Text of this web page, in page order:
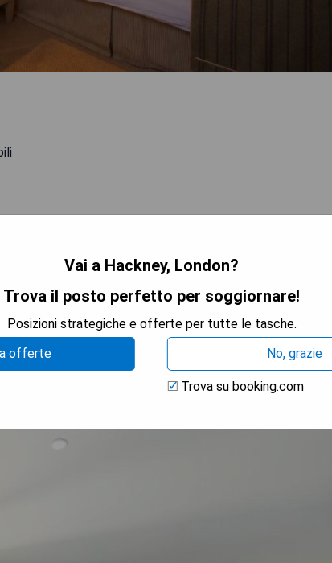
PREZZI
Vai a Hackney, London?
Trova il posto perfetto per soggiornare!
Posizioni strategiche e offerte per tutte le tasche.
offerte
No, grazie
Trova su booking.com